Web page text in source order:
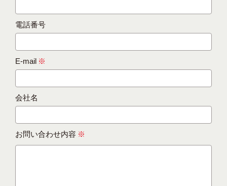
電話番号
E-mail ※
会社名
お問い合わせ内容 ※